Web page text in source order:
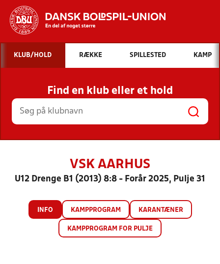
Hvad vil du søge efter?
INDHOLD OG NYHEDER
STILLINGER, RESULTATER, KLUBBER OG
HOLD
KLUB/HOLD RÆKKE SPILLESTED KAMP
Find en klub eller et hold
VSK AARHUS
U12 Drenge B1 (2013) 8:8 - Forår 2025, Pulje 31
INFO KAMPPROGRAM KARANTÆNER
KAMPPROGRAM FOR PULJE